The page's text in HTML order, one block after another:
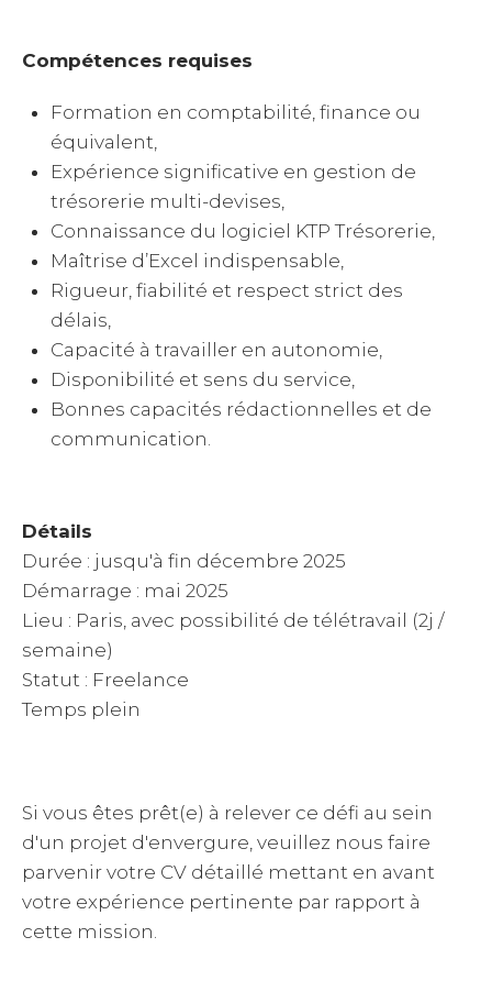
Compétences requises
Formation en comptabilité, finance ou
équivalent,
Expérience significative en gestion de
trésorerie multi-devises,
Connaissance du logiciel KTP Trésorerie,
Maîtrise d’Excel indispensable,
Rigueur, fiabilité et respect strict des
délais,
Capacité à travailler en autonomie,
Disponibilité et sens du service,
Bonnes capacités rédactionnelles et de
communication.
Détails
Durée : jusqu'à fin décembre 2025
Démarrage : mai 2025
Lieu : Paris, avec possibilité de télétravail (2j /
semaine)
Statut : Freelance
Temps plein
Si vous êtes prêt(e) à relever ce défi au sein
d'un projet d'envergure, veuillez nous faire
parvenir votre CV détaillé mettant en avant
votre expérience pertinente par rapport à
cette mission.